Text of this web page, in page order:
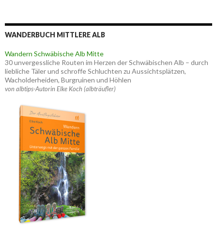
WANDERBUCH MITTLERE ALB
Wandern Schwäbische Alb Mitte
30 unvergessliche Routen im Herzen der Schwäbischen Alb – durch
liebliche Täler und schroffe Schluchten zu Aussichtsplätzen,
Wacholderheiden, Burgruinen und Höhlen
von albtips-Autorin Elke Koch (albträufler)